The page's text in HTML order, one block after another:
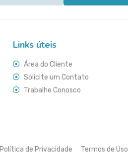
Links úteis
Área do Cliente
Solicite um Contato
Trabalhe Conosco
Política de Privacidade Termos de Uso